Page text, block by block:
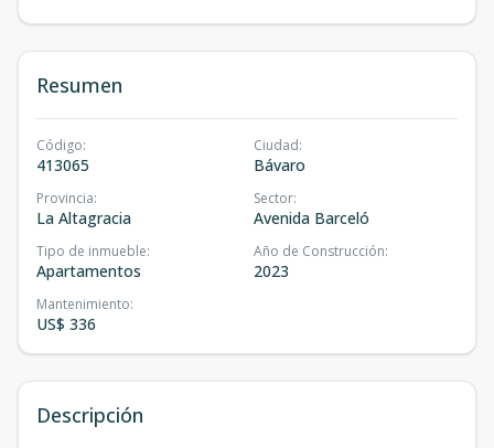
Resumen
Código:
413065
Ciudad:
Bávaro
Provincia:
La Altagracia
Sector:
Avenida Barceló
Tipo de inmueble:
Apartamentos
Año de Construcción:
2023
Mantenimiento:
US$ 336
Descripción